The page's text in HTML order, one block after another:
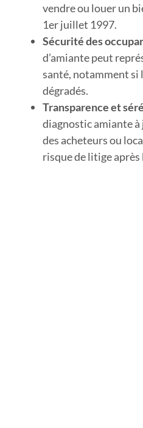
vendre ou louer un
1er juillet 1997.
Sécurité des
d’amiante peut
santé, notamment si
dégradés.
Transparence et
diagnostic amiante à
des acheteurs ou
risque de litige